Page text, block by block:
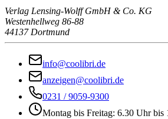
Verlag Lensing-Wolff GmbH & Co. KG
Westenhellweg 86-88
44137 Dortmund
info@coolibri.de
anzeigen@coolibri.de
0231 / 9059-9300
Montag bis Freitag: 6.30 Uhr bis